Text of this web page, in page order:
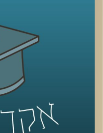
את השיח על הרבנות
ד"ר מעוז רוזנטל על
הפוליטי ועל
ראש ממשלה מכהן
AudioVersity